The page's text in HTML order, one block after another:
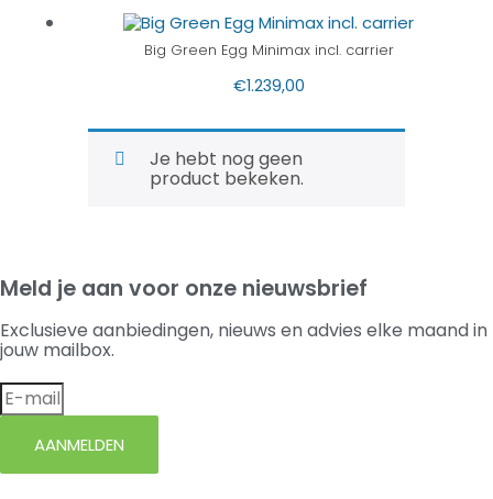
Big Green Egg Minimax incl. carrier
€1.239,00
Je hebt nog geen
product bekeken.
Meld je aan voor onze nieuwsbrief
Exclusieve aanbiedingen, nieuws en advies elke maand in
jouw mailbox.
AANMELDEN